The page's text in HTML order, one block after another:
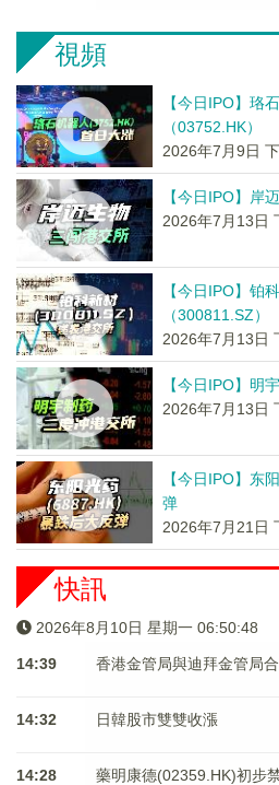
視頻
【今日IPO】珞
（03752.HK）
2026年7月9日
【今日IPO】岸
2026年7月13日
【今日IPO】铂
（300811.SZ）
2026年7月13日
【今日IPO】明
2026年7月13日
【今日IPO】东
弹
2026年7月21日
快訊
2026年8月10日 星期一 06:50:48
14:39 香港金管局與迪拜金管局
14:32 日韓股市雙雙收漲
14:28 藥明康德(02359.HK)初步